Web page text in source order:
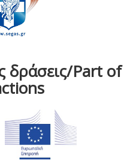
δράσεις/Part of